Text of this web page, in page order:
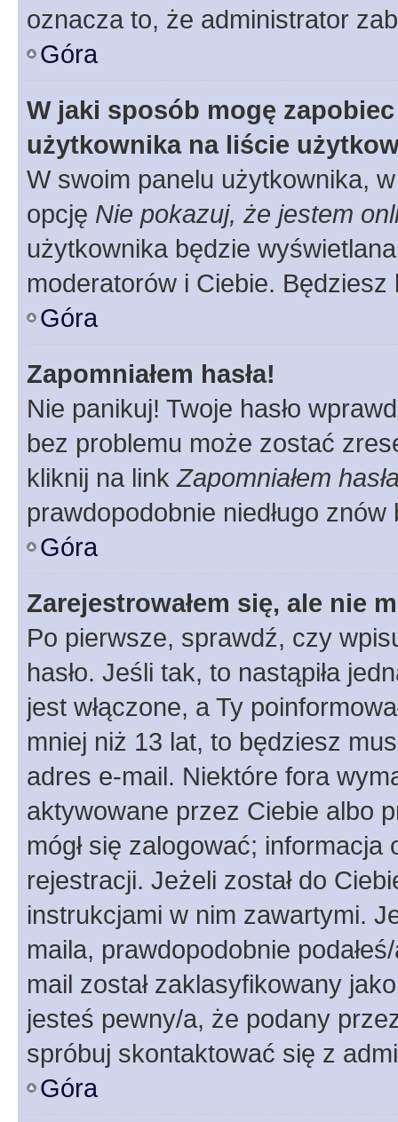
oznacza to, że administrator
Góra
W jaki sposób mogę
użytkownika na liście
W swoim panelu użytkownika,
opcję Nie pokazuj, że jestem
użytkownika będzie
moderatorów i Ciebie.
Góra
Zapomniałem hasła!
Nie panikuj! Twoje hasło
bez problemu może zostać
kliknij na linkZapomniałem
prawdopodobnie niedługo
Góra
Zarejestrowałem się, ale nie
Po pierwsze, sprawdź, czy
hasło. Jeśli tak, to nastąpiła
jest włączone, a Ty
mniej niż 13 lat, to będziesz
adres e-mail. Niektóre fora
aktywowane przez Ciebie albo
mógł się zalogować;
rejestracji. Jeżeli został do
instrukcjami w nim zawartymi.
maila, prawdopodobnie
mail został zaklasyfikowany
jesteś pewny/a, że podany
spróbuj skontaktować się z
Góra